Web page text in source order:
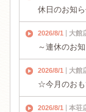
休日のお知
2026/8/1 大館
～連休のお
2026/8/1 大館
☆今月のお
2026/8/1 本荘